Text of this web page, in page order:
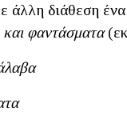
άλλη διάθεση
και φαντάσματα